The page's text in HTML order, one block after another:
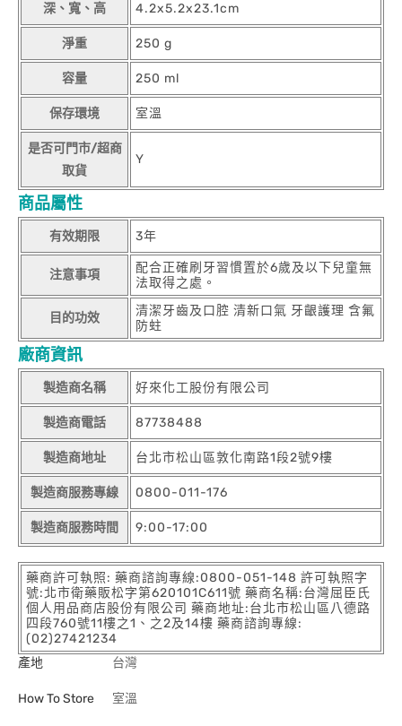
深、寬、高 4.2x5.2x23.1cm
淨重 250 g
容量 250 ml
保存環境 室溫
是否可門市/超商
取貨
Y
商品屬性
有效期限 3年
注意事項
配合正確刷牙習慣置於6歲及以下兒童無
法取得之處。
目的功效
清潔牙齒及口腔 清新口氣 牙齦護理 含氟
防蛀
廠商資訊
製造商名稱 好來化工股份有限公司
製造商電話 87738488
製造商地址 台北市松山區敦化南路1段2號9樓
製造商服務專線 0800-011-176
製造商服務時間 9:00-17:00
藥商許可執照: 藥商諮詢專線:0800-051-148 許可執照字
號:北市衛藥販松字第620101C611號 藥商名稱:台灣屈臣氏
個人用品商店股份有限公司 藥商地址:台北市松山區八德路
四段760號11樓之1、之2及14樓 藥商諮詢專線:
(02)27421234
產地
台灣
How To Store 室溫